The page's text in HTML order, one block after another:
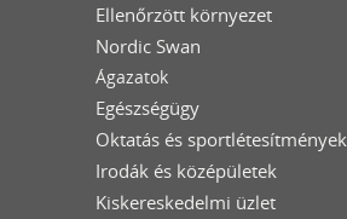
Ellenőrzött környezet
Nordic Swan
Ágazatok
Egészségügy
Oktatás és sportlétesítmények
Irodák és középületek
Kiskereskedelmi üzlet